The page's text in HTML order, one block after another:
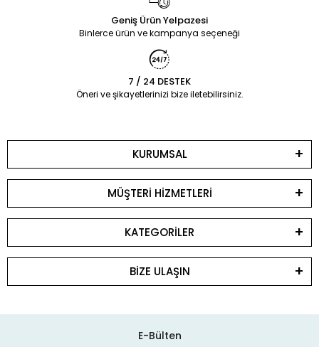
Geniş Ürün Yelpazesi
Binlerce ürün ve kampanya seçeneği
7 / 24 DESTEK
Öneri ve şikayetlerinizi bize iletebilirsiniz.
KURUMSAL
MÜŞTERİ HİZMETLERİ
KATEGORİLER
BİZE ULAŞIN
E-Bülten